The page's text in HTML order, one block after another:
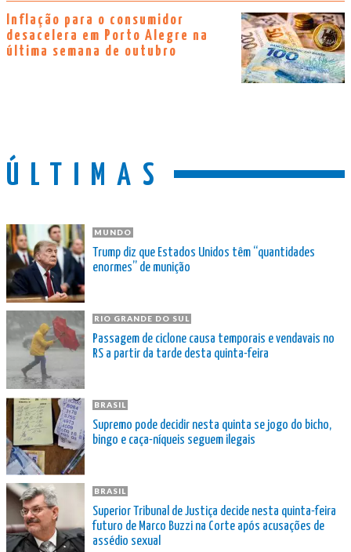
Inflação para o consumidor
desacelera em Porto Alegre na
última semana de outubro
ÚLTIMAS
MUNDO
Trump diz que Estados Unidos têm “quantidades
enormes” de munição
RIO GRANDE DO SUL
Passagem de ciclone causa temporais e vendavais no
RS a partir da tarde desta quinta-feira
BRASIL
Supremo pode decidir nesta quinta se jogo do bicho,
bingo e caça-níqueis seguem ilegais
BRASIL
Superior Tribunal de Justiça decide nesta quinta-feira
futuro de Marco Buzzi na Corte após acusações de
assédio sexual